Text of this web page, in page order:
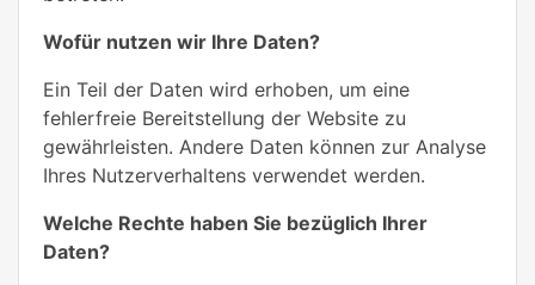
Wofür nutzen wir Ihre Daten?
Ein Teil der Daten wird erhoben, um eine
fehlerfreie Bereitstellung der Website zu
gewährleisten. Andere Daten können zur Analyse
Ihres Nutzerverhaltens verwendet werden.
Welche Rechte haben Sie bezüglich Ihrer
Daten?